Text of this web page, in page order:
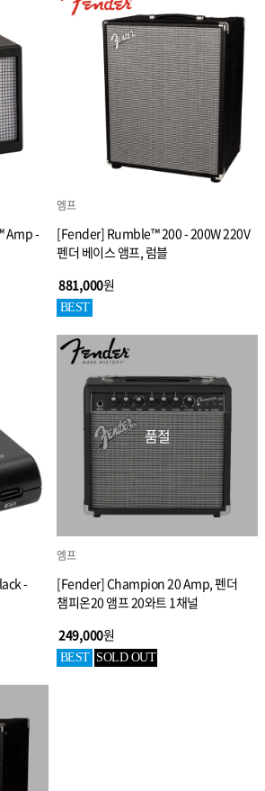
Amp -
엠프
[Fender] Rumble™ 200 - 200W 220V
펜더 베이스 앰프, 럼블
881,000원
BEST
-
품절
엠프
[Fender] Champion 20 Amp, 펜더
챔피온20 앰프 20와트 1채널
249,000원
BEST SOLD OUT